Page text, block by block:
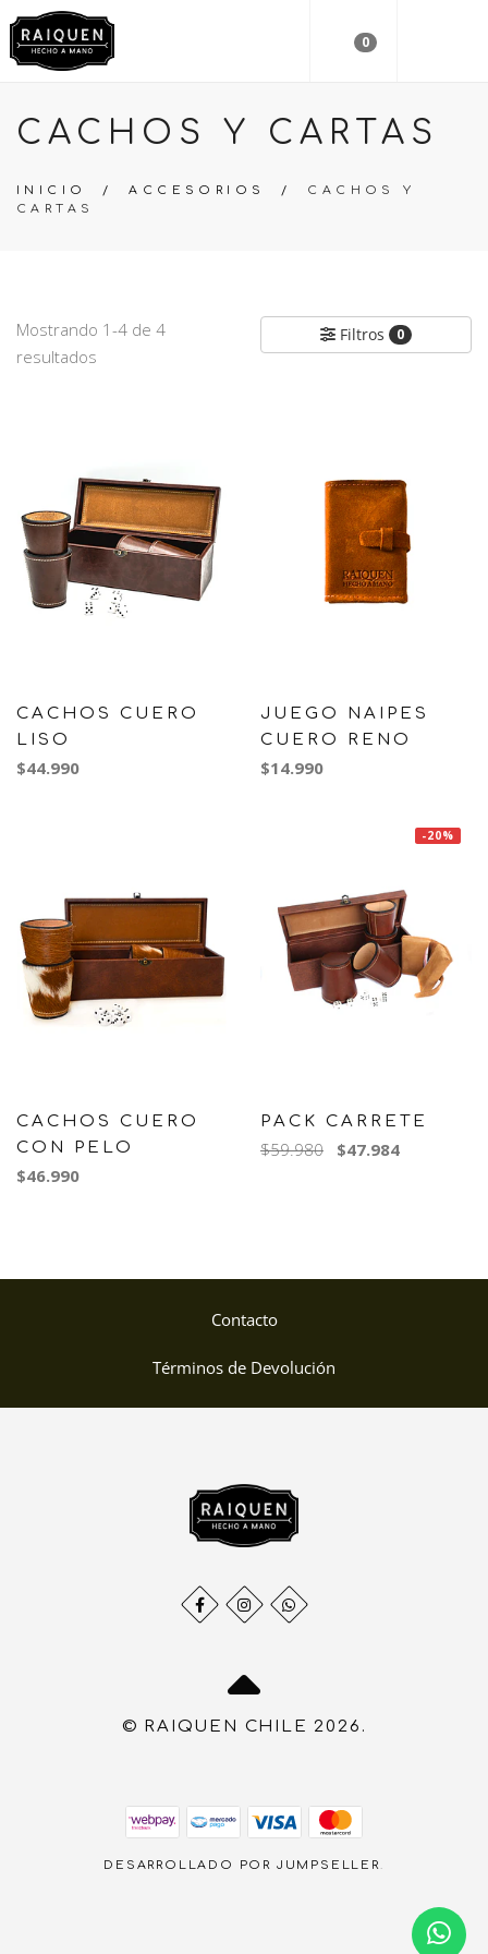
0
CACHOS Y CARTAS
INICIO /ACCESORIOS / CACHOS Y
CARTAS
Mostrando 1-4 de 4
resultados
Filtros 0
CACHOS CUERO
LISO
$44.990
JUEGO NAIPES
CUERO RENO
$14.990
CACHOS CUERO
CON PELO
$46.990
-20%
PACK CARRETE
$59.980 $47.984
Contacto
Términos de Devolución
© RAIQUEN CHILE 2026.
DESARROLLADO POR JUMPSELLER.